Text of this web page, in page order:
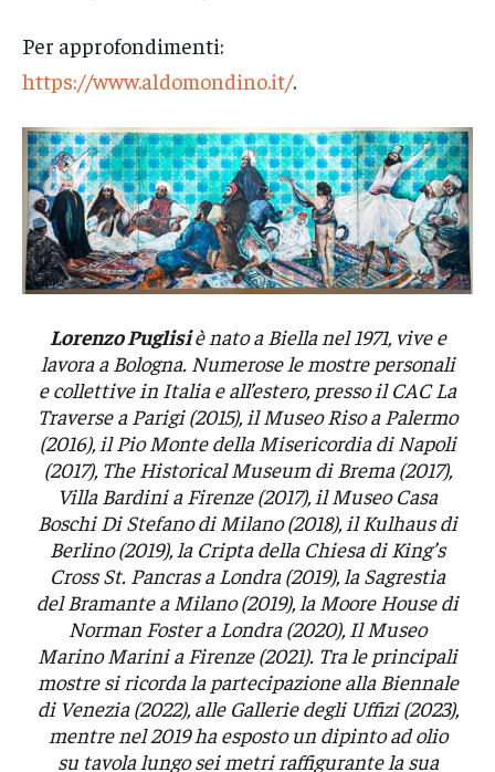
Per approfondimenti:
https://www.aldomondino.it/.
Lorenzo Puglisiè nato a Biella nel 1971, vive e
lavora a Bologna. Numerose le mostre personali
e collettive in Italia e all’estero, presso il CAC La
Traverse a Parigi (2015), il Museo Riso a Palermo
(2016), il Pio Monte della Misericordia di Napoli
(2017), The Historical Museum di Brema (2017),
Villa Bardini a Firenze (2017), il Museo Casa
Boschi Di Stefano di Milano (2018), il Kulhaus di
Berlino (2019), la Cripta della Chiesa di King’s
Cross St. Pancras a Londra (2019), la Sagrestia
del Bramante a Milano (2019), la Moore House di
Norman Foster a Londra (2020), Il Museo
Marino Marini a Firenze (2021). Tra le principali
mostre si ricorda la partecipazione alla Biennale
di Venezia (2022), alle Gallerie degli Uffizi (2023),
mentre nel 2019 ha esposto un dipinto ad olio
su tavola lungo sei metri raffigurante la sua